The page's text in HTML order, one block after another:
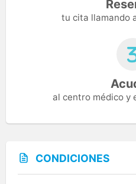
tu cita llamando
al centro médico y
CONDICIONES